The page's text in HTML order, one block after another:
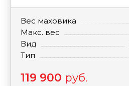
Вес маховика
Макс. вес
Вид
Тип
119 900 руб.